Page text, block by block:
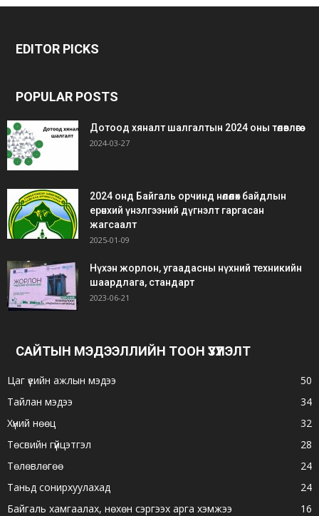
siteler
EDITOR PICKS
POPULAR POSTS
Дотоод хяналт шалгалтын 2024 оны төлөвлөгөө
2024-03-27
2024 онд Байгаль орчинд нөлөөлөх байдлын
ерөнхий үнэлгээний дүгнэлт гаргасан
жагсаалт
2025-01-09
Нүхэн жорлон, угаадасны нүхний техникийн
шаардлага, стандарт
2023-06-21
САЙТЫН МЭДЭЭЛЛИЙН ТООН ҮЗҮҮЛЭЛТ
Цаг үеийн ажлын мэдээ
50
Тайлан мэдээ
34
Хүний нөөц
32
Төсвийн гүйцэтгэл
28
Төлөвлөгөө
24
Таньд сонирхуулахад
24
Байгаль хамгаалах, нөхөн сэргээх арга хэмжээ
16